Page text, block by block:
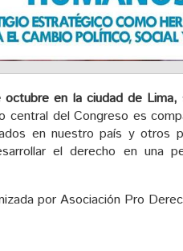
en la ciudad de Lima,
central del Congreso es
en nuestro país y otros
el derecho en una
por Asociación Pro